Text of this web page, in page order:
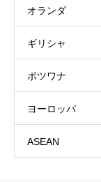
オランダ
ギリシャ
ボツワナ
ヨーロッパ
ASEAN